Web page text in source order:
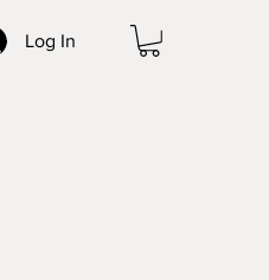
Log In